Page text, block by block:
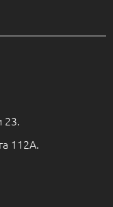
23.
112А.